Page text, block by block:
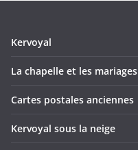
Kervoyal
La chapelle et les mariages
Cartes postales anciennes
Kervoyal sous la neige